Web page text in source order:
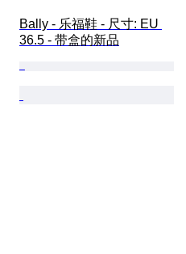
Bally - 乐福鞋 - 尺寸: EU
36.5 - 带盒的新品